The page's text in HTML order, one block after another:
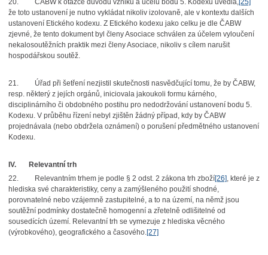
20. ČABW k otázce důvodu vzniku a účelu bodu 5. Kodexu uvedla,[25]
že toto ustanovení je nutno vykládat nikoliv izolovaně, ale v kontextu dalších
ustanovení Etického kodexu. Z Etického kodexu jako celku je dle ČABW
zjevné, že tento dokument byl členy Asociace schválen za účelem vyloučení
nekalosoutěžních praktik mezi členy Asociace, nikoliv s cílem narušit
hospodářskou soutěž.
21.
Úřad při šetření nezjistil skutečnosti nasvědčující tomu, že by ČABW,
resp. některý z jejích orgánů, iniciovala jakoukoli formu kárného,
disciplinárního či obdobného postihu pro nedodržování ustanovení bodu 5.
Kodexu. V průběhu řízení nebyl zjištěn žádný případ, kdy by ČABW
projednávala (nebo obdržela oznámení) o porušení předmětného ustanovení
Kodexu.
IV.
Relevantní trh
22.
Relevantním trhem je podle § 2 odst. 2 zákona trh zboží[26], které je z
hlediska své charakteristiky, ceny a zamýšleného použití shodné,
porovnatelné nebo vzájemně zastupitelné, a to na území, na němž jsou
soutěžní podmínky dostatečně homogenní a zřetelně odlišitelné od
sousedících území. Relevantní trh se vymezuje z hlediska věcného
(výrobkového), geografického a časového.[27]